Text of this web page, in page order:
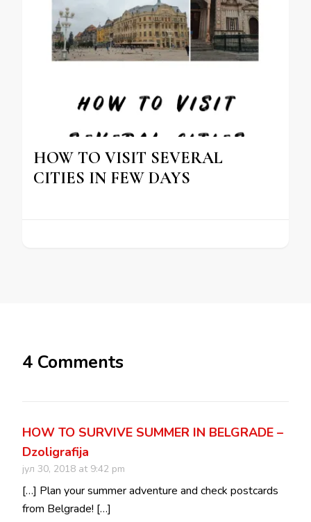
HOW TO VISIT SEVERAL
CITIES IN FEW DAYS
4 Comments
HOW TO SURVIVE SUMMER IN BELGRADE –
Dzoligrafija
јул 30, 2018 at 9:42 pm
[…] Plan your summer adventure and check postcards
from Belgrade! […]